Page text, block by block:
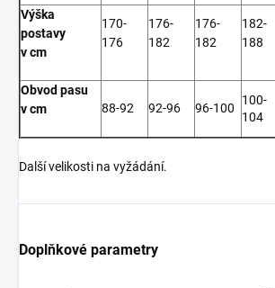
Výška
postavy
v cm
170-
176
176-
182
176-
182
182-
188
Obvod pasu
v cm
88-92 92-96 96-100
100-
104
Další velikosti na vyžádání.
Doplňkové parametry